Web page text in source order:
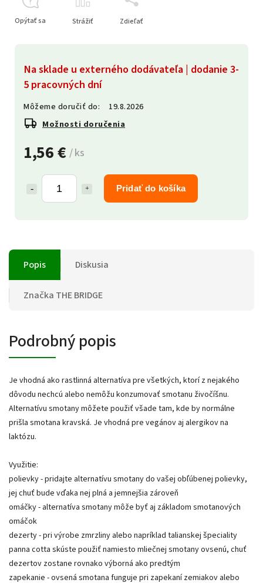
1,56 € / ks
Pridať do košíka
Na sklade u externého dodávateľa | dodanie 3-
5 pracovných dní
Môžeme doručiť do:
19.8.2026
Možnosti doručenia
Opýtať sa Strážiť Zdieľať
Popis Diskusia
Značka THE BRIDGE
Podrobný popis
Je vhodná ako rastlinná alternatíva pre všetkých, ktorí z nejakého
dôvodu nechcú alebo nemôžu konzumovať smotanu živočíšnu.
Alternatívu smotany môžete použiť všade tam, kde by normálne
prišla smotana kravská. Je vhodná pre vegánov aj alergikov na
laktózu.
Využitie:
polievky - pridajte alternatívu smotany do vašej obľúbenej polievky,
jej chuť bude vďaka nej plná a jemnejšia zároveň
omáčky - alternatíva smotany môže byť aj základom smotanových
omáčok
dezerty - pri výrobe zmrzliny alebo napríklad talianskej špeciality
panna cotta skúste použiť namiesto mliečnej smotany ovsenú, chuť
dezertov zostane rovnako výborná ako predtým
zapekanie - ovsená smotana funguje pri zapekaní zemiakov alebo